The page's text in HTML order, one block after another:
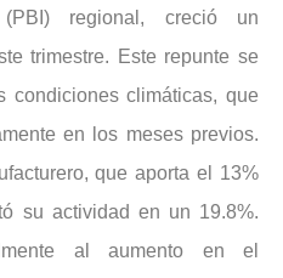
regional, creció un
trimestre. Este repunte se
climáticas, que
en los meses previos.
que aporta el 13%
su actividad en un 19.8%.
al aumento en el